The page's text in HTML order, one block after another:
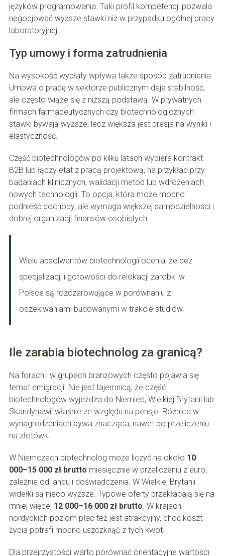
języków programowania. Taki profil kompetencji pozwala
negocjować wyższe stawki niż w przypadku ogólnej pracy
laboratoryjnej.
Typ umowy i forma zatrudnienia
Na wysokość wypłaty wpływa także sposób zatrudnienia.
Umowa o pracę w sektorze publicznym daje stabilność,
ale często wiąże się z niższą podstawą. W prywatnych
firmach farmaceutycznych czy biotechnologicznych
stawki bywają wyższe, lecz większa jest presja na wyniki i
elastyczność.
Część biotechnologów po kilku latach wybiera kontrakt
B2B lub łączy etat z pracą projektową, na przykład przy
badaniach klinicznych, walidacji metod lub wdrożeniach
nowych technologii. To opcja, która może mocno
podnieść dochody, ale wymaga większej samodzielności i
dobrej organizacji finansów osobistych.
Wielu absolwentów biotechnologii ocenia, że bez
specjalizacji i gotowości do relokacji zarobki w
Polsce są rozczarowujące w porównaniu z
oczekiwaniami budowanymi w trakcie studiów.
Ile zarabia biotechnolog za granicą?
Na forach i w grupach branżowych często pojawia się
temat emigracji. Nie jest tajemnicą, że część
biotechnologów wyjeżdża do Niemiec, Wielkiej Brytanii lub
Skandynawii właśnie ze względu na pensje. Różnica w
wynagrodzeniach bywa znacząca, nawet po przeliczeniu
na złotówki.
W Niemczech biotechnolog może liczyć na około 10
000–15 000 zł brutto miesięcznie w przeliczeniu z euro,
zależnie od landu i doświadczenia. W Wielkiej Brytanii
widełki są nieco wyższe. Typowe oferty przekładają się na
mniej więcej 12 000–16 000 zł brutto. W krajach
nordyckich poziom płac też jest atrakcyjny, choć koszt
życia potrafi mocno uszczknąć z tych kwot.
Dla przejrzystości warto porównać orientacyjne wartości